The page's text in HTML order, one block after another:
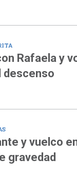
Rafaela y
descenso
y vuelco
gravedad